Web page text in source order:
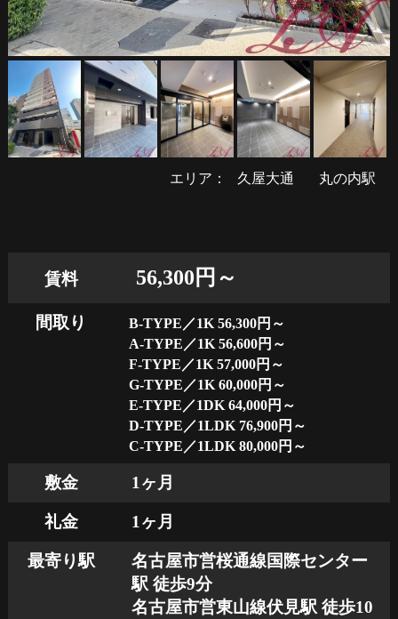
エリア： 久屋大通 丸の内駅
賃料 56,300円～
間取り
B-TYPE／1K 56,300円～
A-TYPE／1K 56,600円～
F-TYPE／1K 57,000円～
G-TYPE／1K 60,000円～
E-TYPE／1DK 64,000円～
D-TYPE／1LDK 76,900円～
C-TYPE／1LDK 80,000円～
敷金 1ヶ月
礼金 1ヶ月
最寄り駅
名古屋市営桜通線国際センター
駅 徒歩9分
名古屋市営東山線伏見駅 徒歩10